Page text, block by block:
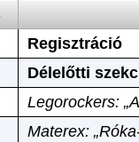
Regisztráció
Délelőtti
Legorockers:
Materex: